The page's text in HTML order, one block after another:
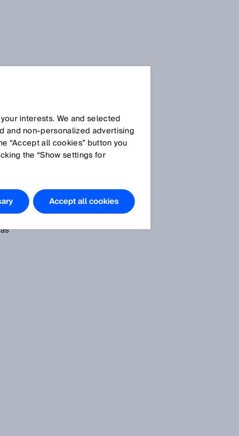
Z interests. We and selected
and non‑personalized advertising
“Accept all cookies” button you
the “Show settings for
Accept all cookies